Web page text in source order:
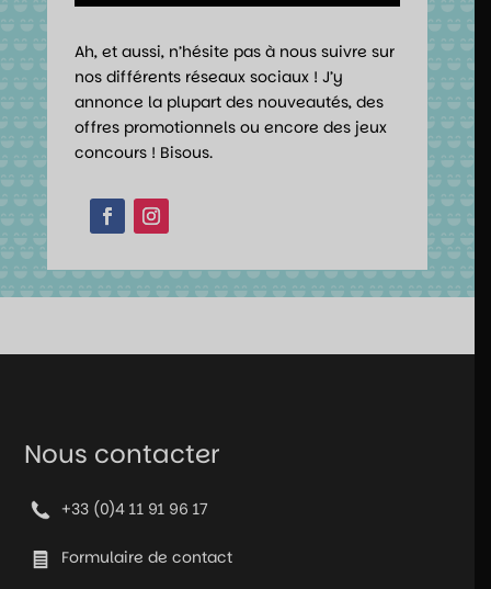
Ah, et aussi, n’hésite pas à nous suivre sur
nos différents réseaux sociaux ! J’y
annonce la plupart des nouveautés, des
offres promotionnels ou encore des jeux
concours ! Bisous.
Nous contacter
+33 (0)4 11 91 96 17
Formulaire de contact